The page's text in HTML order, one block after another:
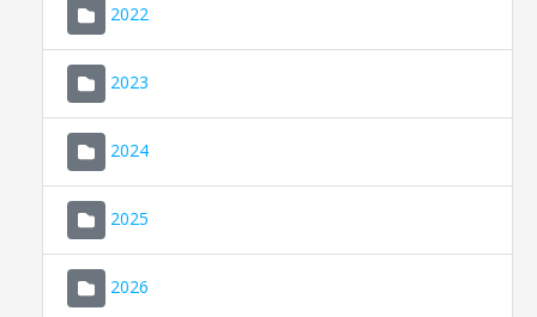
2022
2023
2024
2025
2026